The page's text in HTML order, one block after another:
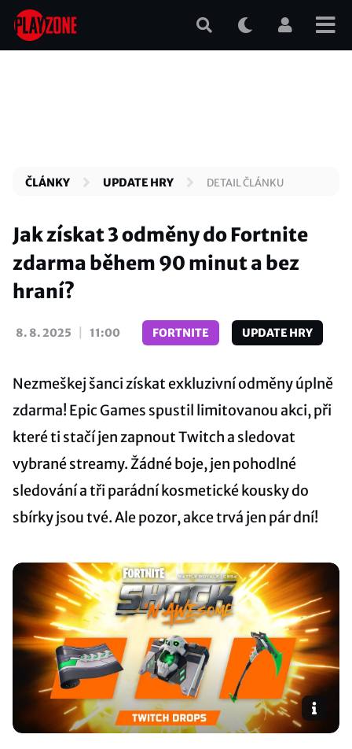
Přejít
hlavnímu
ČLÁNKY UPDATE HRY DETAIL ČLÁNKU
Jak získat 3 odměny do Fortnite
zdarma během 90 minut a bez
hraní?
8. 8. 2025 11:00 FORTNITE UPDATE HRY
Nezmeškej šanci získat exkluzivní odměny úplně
zdarma! Epic Games spustil limitovanou akci, při
které ti stačí jen zapnout Twitch a sledovat
vybrané streamy. Žádné boje, jen pohodlné
sledování a tři parádní kosmetické kousky do
sbírky jsou tvé. Ale pozor, akce trvá jen pár dní!